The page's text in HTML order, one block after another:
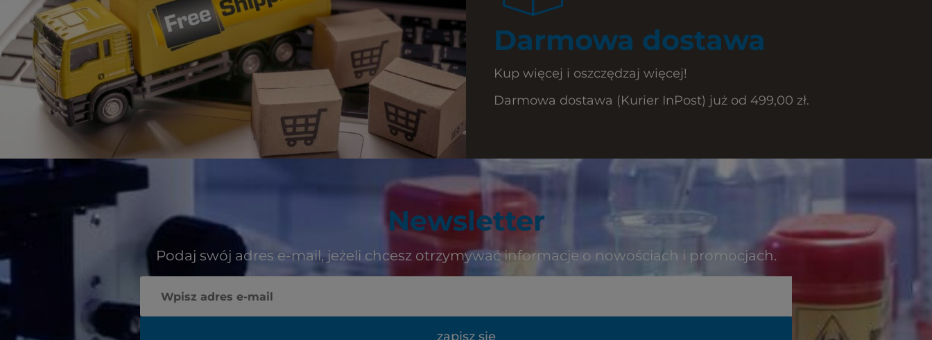
Darmowa dostawa
Kup więcej i oszczędzaj więcej!
Darmowa dostawa (Kurier InPost) już od 499,00 zł.
Newsletter
Podaj swój adres e-mail, jeżeli chcesz otrzymywać informacje o nowościach i promocjach.
zapisz się